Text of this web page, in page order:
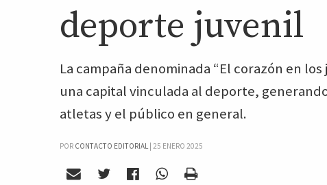
deporte juvenil
La campaña denominada “El corazón en
una capital vinculada al deporte,
atletas y el público en general.
POR CONTACTO EDITORIAL | 25 ENERO 2025